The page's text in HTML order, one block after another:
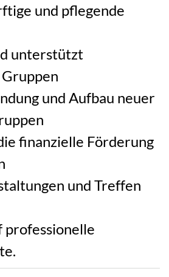
und pflegende
unterstützt
und Aufbau neuer
finanzielle Förderung
und Treffen
professionelle